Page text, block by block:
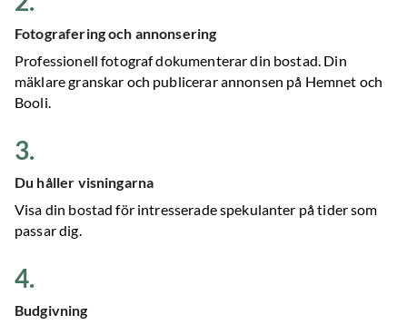
Fotografering och annonsering
Professionell fotograf dokumenterar din bostad. Din
mäklare granskar och publicerar annonsen på Hemnet och
Booli.
3.
Du håller visningarna
Visa din bostad för intresserade spekulanter på tider som
passar dig.
4.
Budgivning